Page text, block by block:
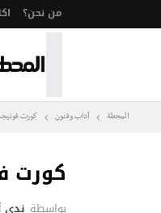
من نحن؟
المحطة آداب وفنون كورت
كورت
بواسطة